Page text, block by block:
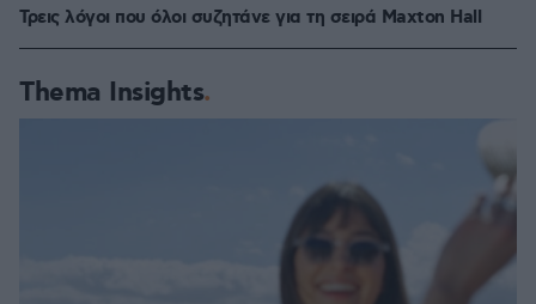
Τρεις λόγοι που όλοι συζητάνε για τη σειρά Maxton Hall
Thema Insights